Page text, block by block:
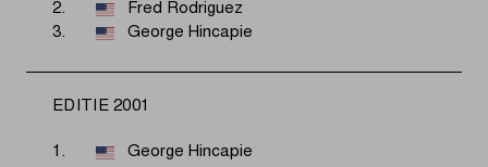
2.
Fred Rodriguez
3.
George Hincapie
EDITIE 2001
1.
George Hincapie